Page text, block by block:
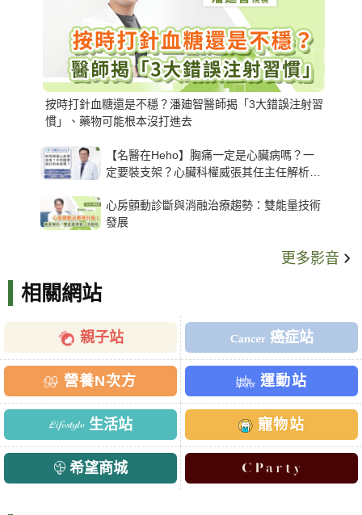
按時打針血糖還是不穩？潘廸智醫師揭「3大錯誤注射習
慣」、藥物可能根本沒打進去
【名醫在Heho】胸痛一定是心臟病嗎？一
定要裝支架？心臟科權威張其任主任解析支
心房顫動診斷與消融治療趨勢：雙能量技術
發展
更多影音
相關網站
親子站 癌症站
營養N次方 運動站
生活站 寵物站
希望商城